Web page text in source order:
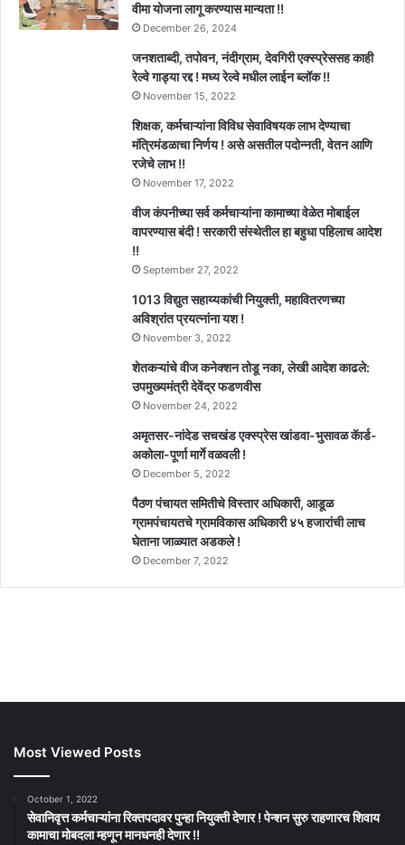
वीमा योजना लागू करण्यास मान्यता !!
December 26, 2024
जनशताब्दी, तपोवन, नंदीग्राम, देवगिरी एक्स्प्रेससह काही
रेल्वे गाड्या रद्द ! मध्य रेल्वे मधील लाईन ब्लॉक !!
November 15, 2022
शिक्षक, कर्मचाऱ्यांना विविध सेवाविषयक लाभ देण्याचा
मंत्रिमंडळाचा निर्णय ! असे असतील पदोन्नती, वेतन आणि
रजेचे लाभ !!
November 17, 2022
वीज कंपनीच्या सर्व कर्मचाऱ्यांना कामाच्या वेळेत मोबाईल
वापरण्यास बंदी ! सरकारी संस्थेतील हा बहुधा पहिलाच आदेश
!!
September 27, 2022
1013 विद्युत सहाय्यकांची नियुक्ती, महावितरणच्या
अविश्रांत प्रयत्नांना यश !
November 3, 2022
शेतकऱ्यांचे वीज कनेक्शन तोडू नका, लेखी आदेश काढले:
उपमुख्यमंत्री देवेंद्र फडणवीस
November 24, 2022
अमृतसर-नांदेड सचखंड एक्स्प्रेस खांडवा-भुसावळ कॅार्ड-
अकोला-पूर्णा मार्गे वळवली !
December 5, 2022
पैठण पंचायत समितीचे विस्तार अधिकारी, आडूळ
ग्रामपंचायतचे ग्रामविकास अधिकारी ४५ हजारांची लाच
घेताना जाळ्यात अडकले !
December 7, 2022
Most Viewed Posts
October 1, 2022
सेवानिवृत्त कर्मचाऱ्यांना रिक्तपदावर पुन्हा नियुक्ती देणार ! पेन्शन सुरु राहणारच शिवाय
कामाचा मोबदला म्हणून मानधनही देणार !!